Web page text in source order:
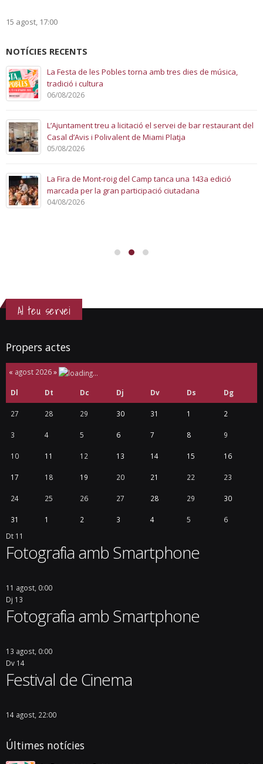
15 agost, 17:00
NOTÍCIES RECENTS
La Festa de les Pobles torna amb tres dies de música,
tradició i cultura
06/08/2026
L’Ajuntament treu a licitació el servei de bar restaurant del
Casal d’Avis i Polivalent de Miami Platja
05/08/2026
La Fira de Mont-roig del Camp tanca una 143a edició
marcada per la gran participació ciutadana
04/08/2026
Al teu servei
Propers actes
« agost 2026»
Dl Dt Dc Dj Dv Ds Dg
27 28 29 30 31 1 2
3 4 5 6 7 8 9
10 11 12 13 14 15 16
17 18 19 20 21 22 23
24 25 26 27 28 29 30
31 1 2 3 4 5
6
Dt 11
Fotografia amb Smartphone
11 agost, 0:00
Dj 13
Fotografia amb Smartphone
13 agost, 0:00
Dv 14
Festival de Cinema
14 agost, 22:00
Últimes notícies